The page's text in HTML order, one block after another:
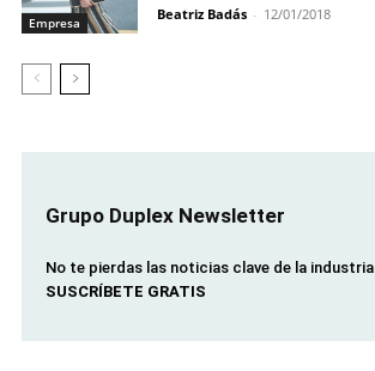
Empresa
Beatriz Badás - 12/01/2018
Grupo Duplex Newsletter
No te pierdas las noticias clave de la industria
SUSCRÍBETE GRATIS